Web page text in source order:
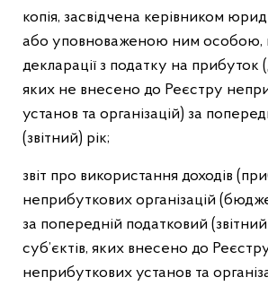
копія, засвідчена керівником
або уповноваженою ним особою,
декларації з податку на прибуток
яких не внесено до Реєстру
установ та організацій) за
(звітний) рік;
звіт про використання доходів
неприбуткових організацій
за попередній податковий (звітний
суб’єктів, яких внесено до
неприбуткових установ та